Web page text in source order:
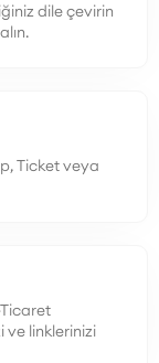
dile çevirin
Ticket veya
Ticaret
ve linklerinizi